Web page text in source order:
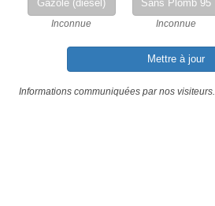
Gazole (diesel)
Inconnue
Sans Plomb 95
Inconnue
Mettre à jour
Informations communiquées par nos visiteurs.